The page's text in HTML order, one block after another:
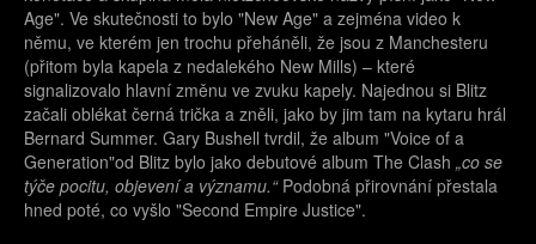
Age". Ve skutečnosti to bylo "New Age" a zejména video k
němu, ve kterém jen trochu přeháněli, že jsou z Manchesteru
(přitom byla kapela z nedalekého New Mills) – které
signalizovalo hlavní změnu ve zvuku kapely. Najednou si Blitz
začali oblékat černá trička a zněli, jako by jim tam na kytaru hrál
Bernard Summer. Gary Bushell tvrdil, že album "Voice of a
Generation"od Blitz bylo jako debutové album The Clash „co se
týče pocitu, objevení a významu.“Podobná přirovnání přestala
hned poté, co vyšlo "Second Empire Justice".